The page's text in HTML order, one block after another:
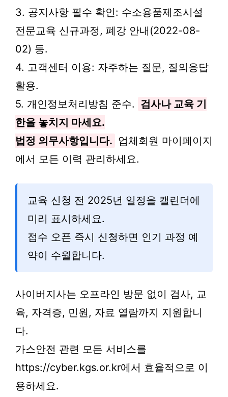
3. 공지사항 필수 확인: 수소용품제조시설
전문교육 신규과정, 폐강 안내(2022-08-
02) 등.
4. 고객센터 이용: 자주하는 질문, 질의응답
활용.
5. 개인정보처리방침 준수. 검사나 교육 기
한을 놓치지 마세요.
법정 의무사항입니다. 업체회원 마이페이지
에서 모든 이력 관리하세요.
교육 신청 전 2025년 일정을 캘린더에
미리 표시하세요.
접수 오픈 즉시 신청하면 인기 과정 예
약이 수월합니다.
사이버지사는 오프라인 방문 없이 검사, 교
육, 자격증, 민원, 자료 열람까지 지원합니
다.
가스안전 관련 모든 서비스를
https://cyber.kgs.or.kr에서 효율적으로 이
용하세요.